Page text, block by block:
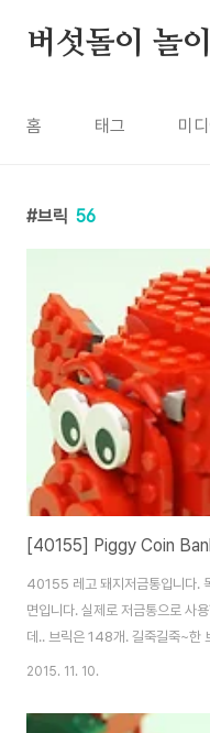
버섯돌이 놀
홈 태그 미
브릭 56
[40155] Piggy Coin
40155 레고 돼지저금통입니다.
면입니다. 실제로 저금통으로 사
데.. 브릭은 148개. 길죽길죽~한
조 때문이겠죠. 박스 두께가 상당
요. ^^; 인스는 한권. 10x10을 기
2015. 11. 10.